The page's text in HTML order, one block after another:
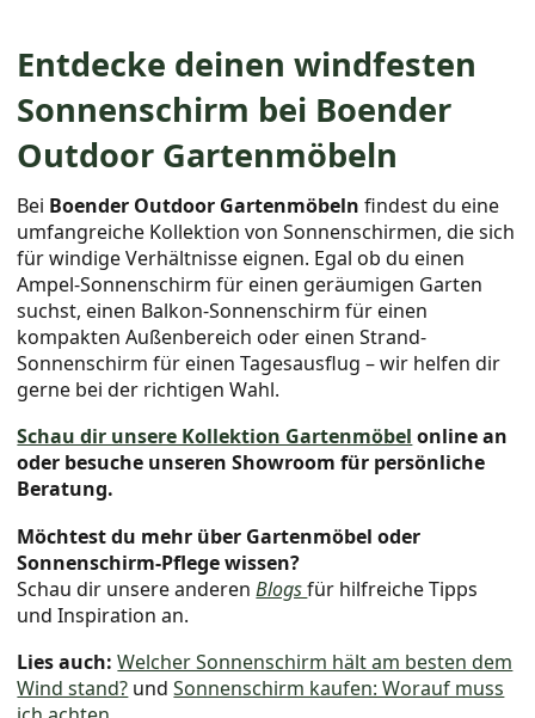
Entdecke deinen windfesten
Sonnenschirm bei Boender
Outdoor Gartenmöbeln
Bei Boender Outdoor Gartenmöbeln findest du eine
umfangreiche Kollektion von Sonnenschirmen, die sich
für windige Verhältnisse eignen. Egal ob du einen
Ampel-Sonnenschirm für einen geräumigen Garten
suchst, einen Balkon-Sonnenschirm für einen
kompakten Außenbereich oder einen Strand-
Sonnenschirm für einen Tagesausflug – wir helfen dir
gerne bei der richtigen Wahl.
Schau dir unsere Kollektion Gartenmöbel online an
oder besuche unseren Showroom für persönliche
Beratung.
Möchtest du mehr über Gartenmöbel oder
Sonnenschirm-Pflege wissen?
Schau dir unsere anderenBlogsfür hilfreiche Tipps
und Inspiration an.
Lies auch: Welcher Sonnenschirm hält am besten dem
Wind stand? undSonnenschirm kaufen: Worauf muss